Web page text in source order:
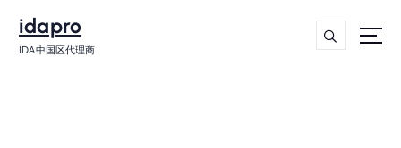
idapro
IDA中国区代理商